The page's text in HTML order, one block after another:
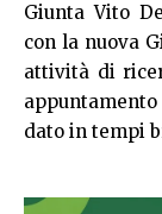
Giunta Vito
con la nuova
attività di
dato in tempi